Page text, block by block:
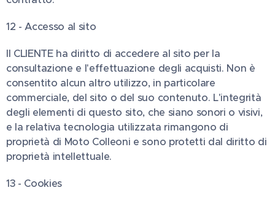
12 - Accesso al sito
Il CLIENTE ha diritto di accedere al sito per la
consultazione e l'effettuazione degli acquisti. Non è
consentito alcun altro utilizzo, in particolare
commerciale, del sito o del suo contenuto. L'integrità
degli elementi di questo sito, che siano sonori o visivi,
e la relativa tecnologia utilizzata rimangono di
proprietà di Moto Colleoni e sono protetti dal diritto di
proprietà intellettuale.
13 - Cookies